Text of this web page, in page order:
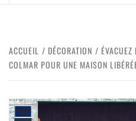
ACCUEIL DÉCORATION
COLMAR POUR UNE MAISON